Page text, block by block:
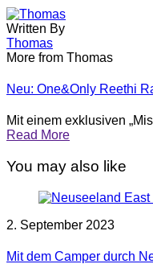
Written By
Thomas
More from Thomas
Neu: One&Only Reethi
Mit einem exklusiven
Read More
You may also like
2. September 2023
Mit dem Camper durch